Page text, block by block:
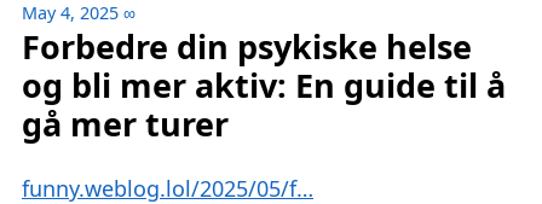
May 4, 2025 ∞
Forbedre din psykiske helse
og bli mer aktiv: En guide til å
gå mer turer
funny.weblog.lol/2025/05/f…